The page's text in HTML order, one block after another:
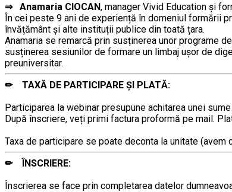
⇒ Anamaria CIOCAN, manager Vivid Education și
În cei peste 9 ani de experiență în domeniul formării
învățământ şi alte instituții publice din toată țara.
Anamaria se remarcă prin susținerea unor programe
susținerea sesiunilor de formare un limbaj ușor de
preuniversitar.
✏ TAXĂ DE PARTICIPARE ȘI PLATĂ:
Participarea la webinar presupune achitarea unei
După înscriere, veți primi factura proformă pe mail.
Taxa de participare se poate deconta la unitate (avem
✏ ÎNSCRIERE:
Înscrierea se face prin completarea datelor